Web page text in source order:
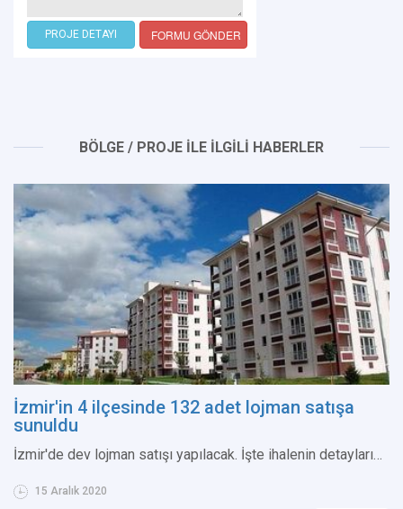
PROJE DETAYI FORMU GÖNDER
BÖLGE / PROJE İLE İLGİLİ HABERLER
İzmir'in 4 ilçesinde 132 adet lojman satışa
sunuldu
İzmir'de dev lojman satışı yapılacak. İşte ihalenin detayları…
15 Aralık 2020